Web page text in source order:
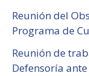
Reunión del
Programa de
Reunión de
Defensoría